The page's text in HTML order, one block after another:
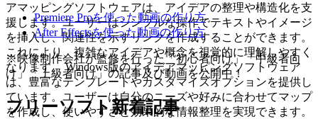
アマッピングソフトウェアは、アイデアの整理や構造化を支
援します。ユーザーはシンプルな操作でテキストやイメージ
を挿入し、関連性を示すリンクを作成することができます。
これにより、複雑なアイデアや概念を視覚的に理解しやすく
なります。 Windows版のアイデアマッピングソフトウェア
は、豊富なテンプレートやカスタマイズオプションを提供し
ています。ユーザーは自分のニーズや好みに合わせてマップ
を作成し、使いやすさと効果的な情報整理を実現できます。
Premiere Proを使った動画の作り方
After Effectsを使った動画の作り方
※映像制作会社が監修を行った「初心者向け」「中級者向
け」「上級者向け」の記事及び動画を公開中！
フリーソフト新着記事